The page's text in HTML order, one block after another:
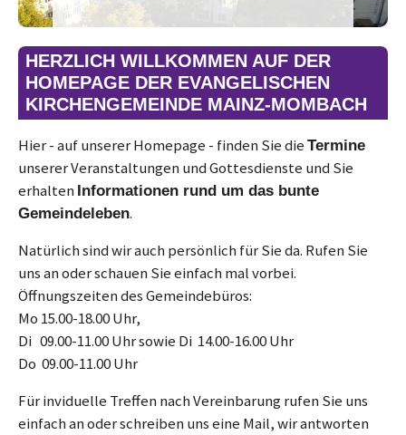
HERZLICH WILLKOMMEN AUF DER
HOMEPAGE DER EVANGELISCHEN
KIRCHENGEMEINDE MAINZ-MOMBACH
Hier - auf unserer Homepage - finden Sie die Termine
unserer Veranstaltungen und Gottesdienste und Sie
erhalten Informationen rund um das bunte
Gemeindeleben.
Natürlich sind wir auch persönlich für Sie da. Rufen Sie
uns an oder schauen Sie einfach mal vorbei.
Öffnungszeiten des Gemeindebüros:
Mo 15.00-18.00 Uhr,
Di 09.00-11.00 Uhr sowie Di 14.00-16.00 Uhr
Do 09.00-11.00 Uhr
Für inviduelle Treffen nach Vereinbarung rufen Sie uns
einfach an oder schreiben uns eine Mail, wir antworten